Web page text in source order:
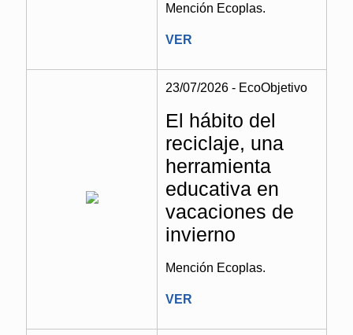
Mención Ecoplas.
VER
23/07/2026 - EcoObjetivo
El hábito del
reciclaje, una
herramienta
educativa en
vacaciones de
invierno
Mención Ecoplas.
VER